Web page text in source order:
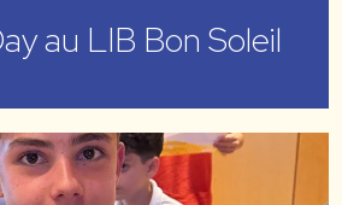
au LIB Bon Soleil